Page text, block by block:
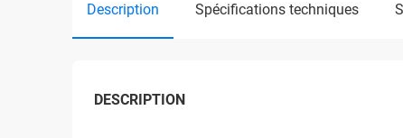
description spécifications techniques
DESCRIPTION